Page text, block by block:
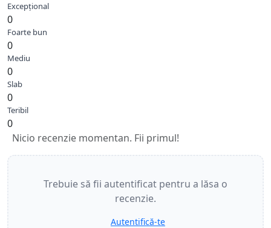
Excepțional
0
Foarte bun
0
Mediu
0
Slab
0
Teribil
0
Nicio recenzie momentan. Fii primul!
Trebuie să fii autentificat pentru a lăsa o
recenzie.
Autentifică-te